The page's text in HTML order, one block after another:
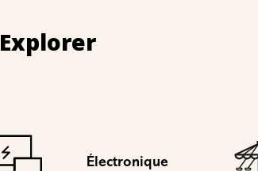
Explorer
Électronique